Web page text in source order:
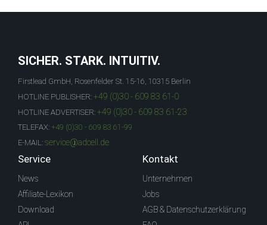
SICHER. STARK. INTUITIV.
Firstlead GmbH, Rosenfelder St. 15-16, 10315 Berlin
HOTLINE PUBLISHER: +49 (0)30 - 609 83 61-0
HOTLINE ADVERTISER: +49 (0)30 - 609 83 61-23
TELEFAX: +49 (0)30 - 609 83 61-99
E-MAIL: service@adcell.de
Service
News
Affiliate-Lexikon
Download
Kontakt
Unternehmen
Jobs
AGB & Datenschutzerklärung